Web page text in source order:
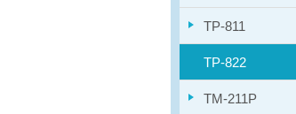
TP-811
TP-822
TM-211P